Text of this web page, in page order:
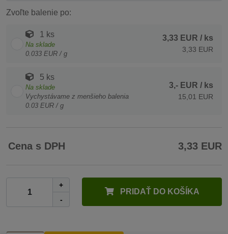
Zvoľte balenie po:
1 ks
Na sklade
0.033 EUR / g
3,33 EUR / ks
3,33 EUR
5 ks
Na sklade
Vychystávame z menšieho balenia
0.03 EUR / g
3,- EUR / ks
15,01 EUR
Cena s DPH 3,33 EUR
+
-
PRIDAŤ DO KOŠÍKA